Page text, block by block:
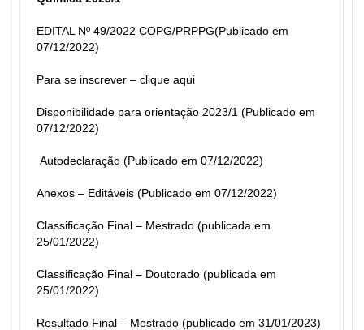
EDITAL Nº 49/2022 COPG/PRPPG(Publicado em
07/12/2022)
Para se inscrever – clique aqui
Disponibilidade para orientação 2023/1 (Publicado em
07/12/2022)
Autodeclaração (Publicado em 07/12/2022)
Anexos – Editáveis (Publicado em 07/12/2022)
Classificação Final – Mestrado (publicada em
25/01/2022)
Classificação Final – Doutorado (publicada em
25/01/2022)
Resultado Final – Mestrado (publicado em 31/01/2023)